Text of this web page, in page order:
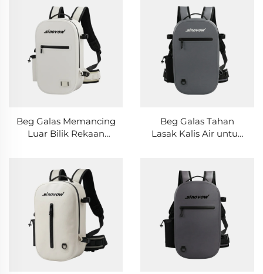
Bilik & Memancing
Kering & Beg Luar
Bilik yang Tahan
Lama
Beg Galas Memancing
Luar Bilik Rekaan
Beg Galas Tahan
Lasak Kalis Air untuk
Peralatan
Petualangan